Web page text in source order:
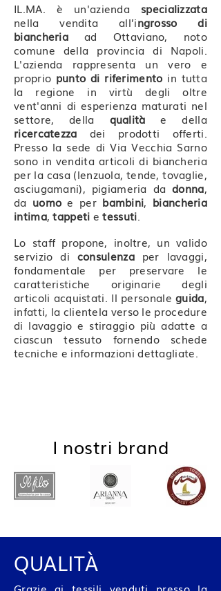
IL.MA. è un'azienda specializzata
nella vendita all’ingrosso di
biancheria ad Ottaviano, noto
comune della provincia di Napoli.
L'azienda rappresenta un vero e
proprio punto di riferimento in tutta
la regione in virtù degli oltre
vent'anni di esperienza maturati nel
settore, della qualità e della
ricercatezza dei prodotti offerti.
Presso la sede di Via Vecchia Sarno
sono in vendita articoli di biancheria
per la casa (lenzuola, tende, tovaglie,
asciugamani), pigiameria dadonna,
da uomo e perbambini, biancheria
intima,tappeti etessuti
Lo staff propone, inoltre, un valido
servizio di consulenzaper lavaggi,
fondamentale per preservare le
caratteristiche originarie degli
articoli acquistati. Il personaleguida,
infatti, la clientela verso le procedure
di lavaggio e stiraggio più adatte a
ciascun tessuto fornendo schede
tecniche e informazioni dettagliate.​
I nostri brand
QUALITÀ​